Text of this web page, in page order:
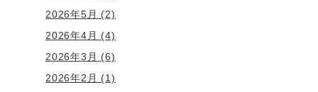
2026年5月 (2)
2026年4月 (4)
2026年3月 (6)
2026年2月 (1)